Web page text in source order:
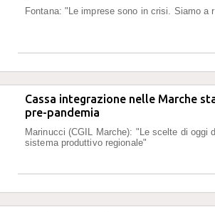
Fontana: "Le imprese sono in crisi. Siamo a
Cassa integrazione nelle Marche
pre-pandemia
Marinucci (CGIL Marche): "Le scelte di oggi
sistema produttivo regionale"